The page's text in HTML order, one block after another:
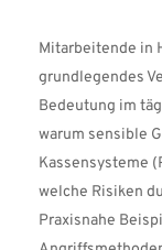
Mitarbeitende in
grundlegendes
Bedeutung im
warum sensible
Kassensysteme
welche Risiken
Praxisnahe